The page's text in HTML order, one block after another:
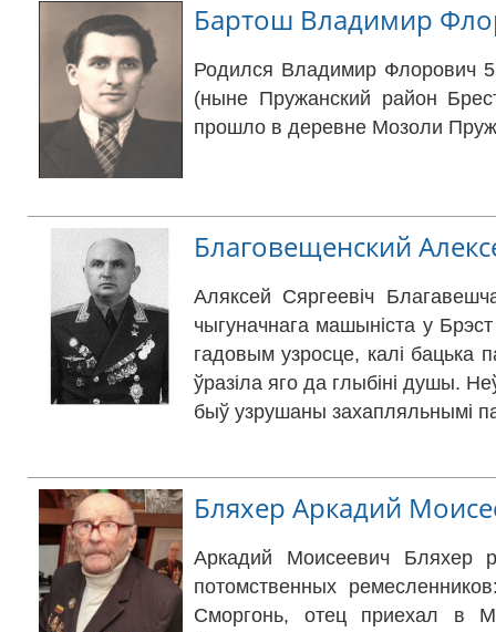
Бартош Владимир
Родился Владимир Флорович
(ныне Пружанский район
прошло в деревне Мозоли
Благовещенский
Аляксей Сяргеевіч
чыгуначнага машыніста у
гадовым узросце, калі бацька
ўразіла яго да глыбіні душы.
быў узрушаны захапляльнымі
Бляхер Аркадий
Аркадий Моисеевич
потомственных
Сморгонь, отец приехал в